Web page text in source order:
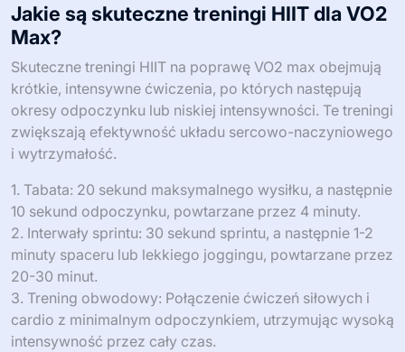
Jakie są skuteczne treningi HIIT dla VO2
Max?
Skuteczne treningi HIIT na poprawę VO2 max obejmują
krótkie, intensywne ćwiczenia, po których następują
okresy odpoczynku lub niskiej intensywności. Te treningi
zwiększają efektywność układu sercowo-naczyniowego
i wytrzymałość.
1. Tabata: 20 sekund maksymalnego wysiłku, a następnie
10 sekund odpoczynku, powtarzane przez 4 minuty.
2. Interwały sprintu: 30 sekund sprintu, a następnie 1-2
minuty spaceru lub lekkiego joggingu, powtarzane przez
20-30 minut.
3. Trening obwodowy: Połączenie ćwiczeń siłowych i
cardio z minimalnym odpoczynkiem, utrzymując wysoką
intensywność przez cały czas.